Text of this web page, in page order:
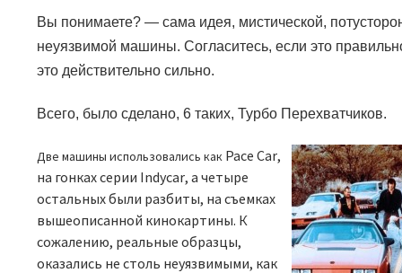
Вы понимаете? — сама идея, мистической,
неуязвимой машины. Согласитесь, если это
это действительно сильно.
Всего, было сделано, 6 таких, Турбо Перехватчиков.
Две машины использовались как Pace Car,
на гонках серии Indycar, а четыре
остальных были разбиты, на съемках
вышеописанной кинокартины. К
сожалению, реальные образцы,
оказались не столь неуязвимыми, как